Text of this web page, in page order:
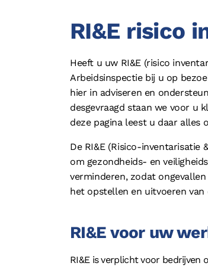
RI&E risico
Heeft u uw RI&E (risico
Arbeidsinspectie bij u op
hier in adviseren en
desgevraagd staan we voor u
deze pagina leest u daar alles
De RI&E (Risico-
om gezondheids- en
verminderen, zodat
het opstellen en uitvoeren van
RI&E voor uw
RI&E is verplicht voor bedrijven